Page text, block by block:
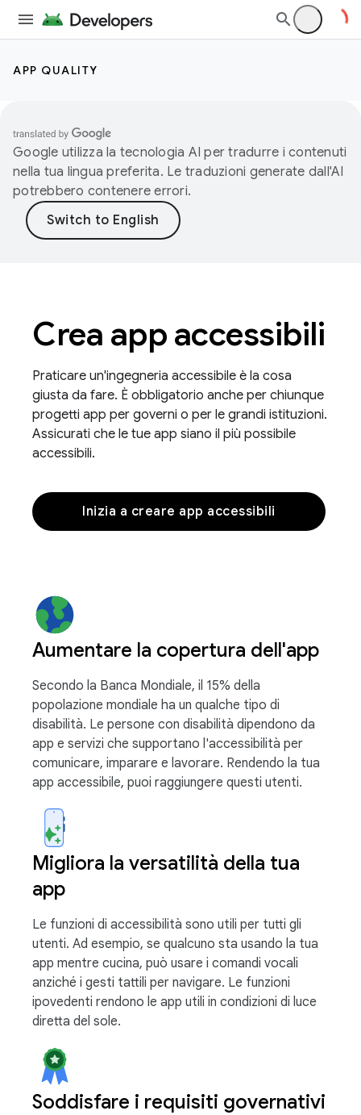
APP QUALITY
Google utilizza la tecnologia AI per tradurre i contenuti
nella tua lingua preferita. Le traduzioni generate dall'AI
potrebbero contenere errori.
Crea app accessibili
Praticare un'ingegneria accessibile è la cosa
giusta da fare. È obbligatorio anche per chiunque
progetti app per governi o per le grandi istituzioni.
Assicurati che le tue app siano il più possibile
accessibili.
Inizia a creare app accessibili
Aumentare la copertura dell'app
Secondo la Banca Mondiale, il 15% della
popolazione mondiale ha un qualche tipo di
disabilità. Le persone con disabilità dipendono da
app e servizi che supportano l'accessibilità per
comunicare, imparare e lavorare. Rendendo la tua
app accessibile, puoi raggiungere questi utenti.
Migliora la versatilità della tua
app
Le funzioni di accessibilità sono utili per tutti gli
utenti. Ad esempio, se qualcuno sta usando la tua
app mentre cucina, può usare i comandi vocali
anziché i gesti tattili per navigare. Le funzioni
ipovedenti rendono le app utili in condizioni di luce
diretta del sole.
Soddisfare i requisiti governativi